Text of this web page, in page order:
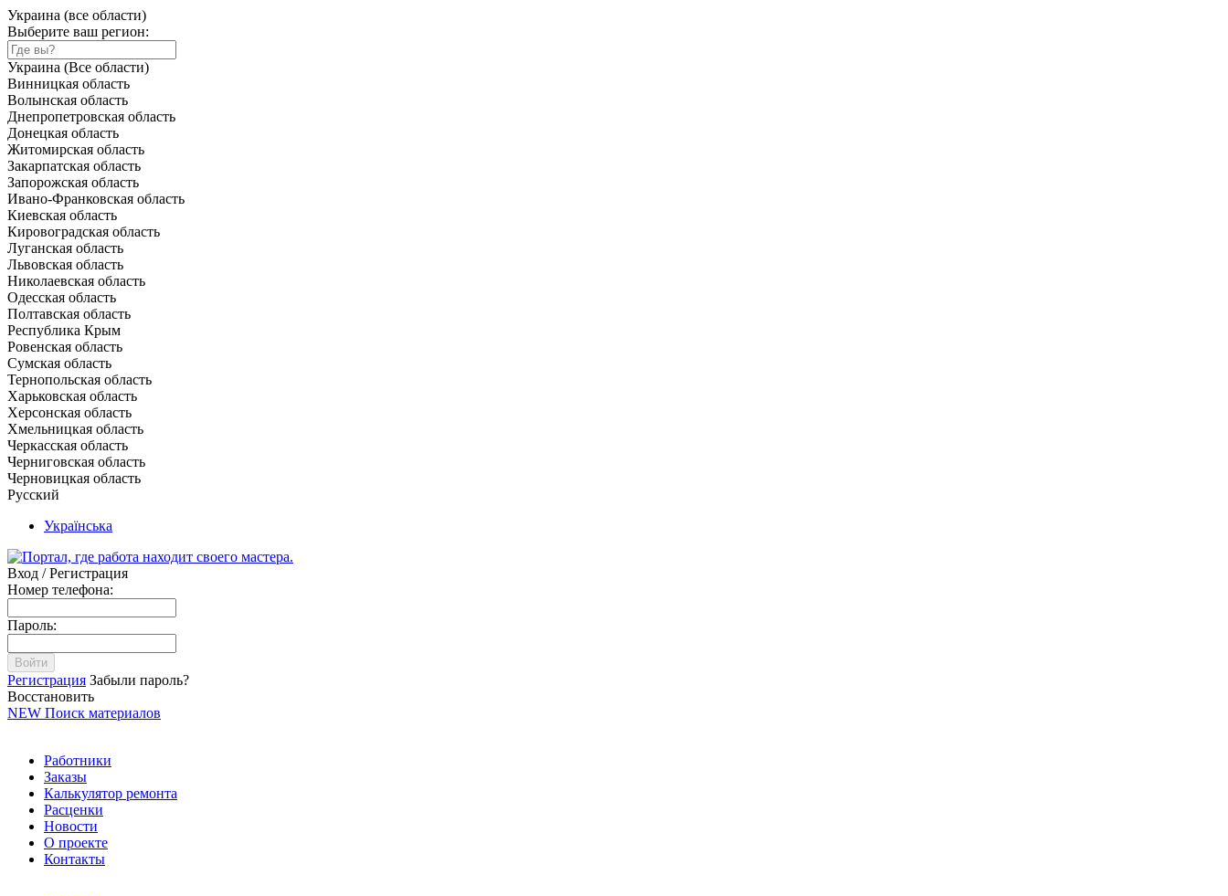
Украина (все области)
Выберите ваш регион:
Украина (Все области)
Винницкая область
Волынская область
Днепропетровская область
Донецкая область
Житомирская область
Закарпатская область
Запорожская область
Ивано-Франковская область
Киевская область
Кировоградская область
Луганская область
Львовская область
Николаевская область
Одесская область
Полтавская область
Республика Крым
Ровенская область
Сумская область
Тернопольская область
Харьковская область
Херсонская область
Хмельницкая область
Черкасская область
Черниговская область
Черновицкая область
Русский
Українська
Вход / Регистрация
Номер телефона:
Пароль:
Войти
Регистрация Забыли пароль?
Восстановить
NEW Поиск материалов
Работники
Заказы
Калькулятор ремонта
Расценки
Новости
О проекте
Контакты